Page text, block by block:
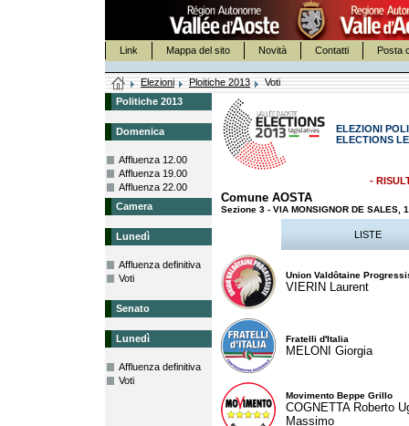
Link Mappa del sito Novità Contatti Posta
Elezioni Ploitiche 2013
Voti
Politiche 2013
Domenica
Affluenza 12.00
Affluenza 19.00
Affluenza 22.00
Camera
Lunedì
Affluenza definitiva
Voti
Senato
Lunedì
Affluenza definitiva
Voti
ELEZIONI
ELECTIONS
-
Comune AOSTA
Sezione 3 - VIA MONSIGNOR DE SALES,
LISTE
Union Valdôtaine
VIERIN Laurent
Fratelli d'Italia
MELONI Giorgia
Movimento Beppe Grillo
COGNETTA Roberto
Massimo